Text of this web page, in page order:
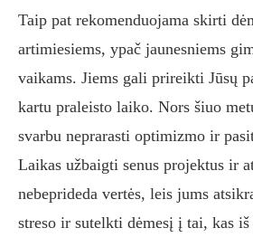
Taip pat rekomenduojama skirti
artimiesiems, ypač jaunesniems
vaikams. Jiems gali prireikti Jūsų
kartu praleisto laiko. Nors šiuo
svarbu neprarasti optimizmo ir
Laikas užbaigti senus projektus ir
nebeprideda vertės, leis jums
streso ir sutelkti dėmesį į tai, kas